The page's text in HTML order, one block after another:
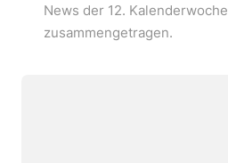
News der 12. Kalenderwoche
zusammengetragen.